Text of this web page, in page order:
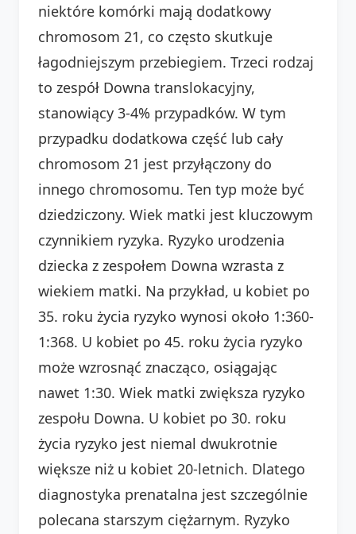
niektóre komórki mają dodatkowy
chromosom 21, co często skutkuje
łagodniejszym przebiegiem. Trzeci rodzaj
to zespół Downa translokacyjny,
stanowiący 3-4% przypadków. W tym
przypadku dodatkowa część lub cały
chromosom 21 jest przyłączony do
innego chromosomu. Ten typ może być
dziedziczony. Wiek matki jest kluczowym
czynnikiem ryzyka. Ryzyko urodzenia
dziecka z zespołem Downa wzrasta z
wiekiem matki. Na przykład, u kobiet po
35. roku życia ryzyko wynosi około 1:360-
1:368. U kobiet po 45. roku życia ryzyko
może wzrosnąć znacząco, osiągając
nawet 1:30. Wiek matki zwiększa ryzyko
zespołu Downa. U kobiet po 30. roku
życia ryzyko jest niemal dwukrotnie
większe niż u kobiet 20-letnich. Dlatego
diagnostyka prenatalna jest szczególnie
polecana starszym ciężarnym. Ryzyko